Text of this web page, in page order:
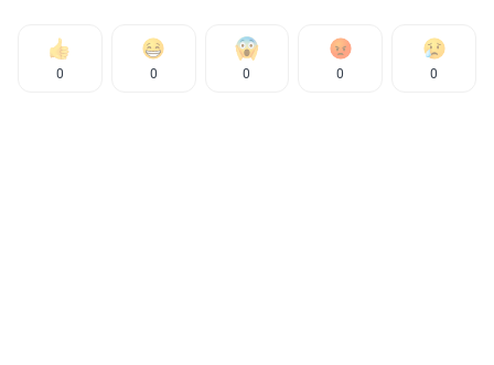
0 0 0 0 0